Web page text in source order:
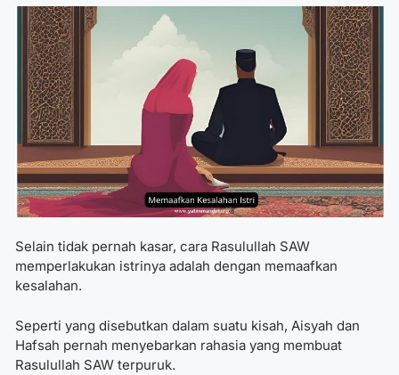
Selain tidak pernah kasar, cara Rasulullah SAW
memperlakukan istrinya adalah dengan memaafkan
kesalahan.
Seperti yang disebutkan dalam suatu kisah, Aisyah dan
Hafsah pernah menyebarkan rahasia yang membuat
Rasulullah SAW terpuruk.